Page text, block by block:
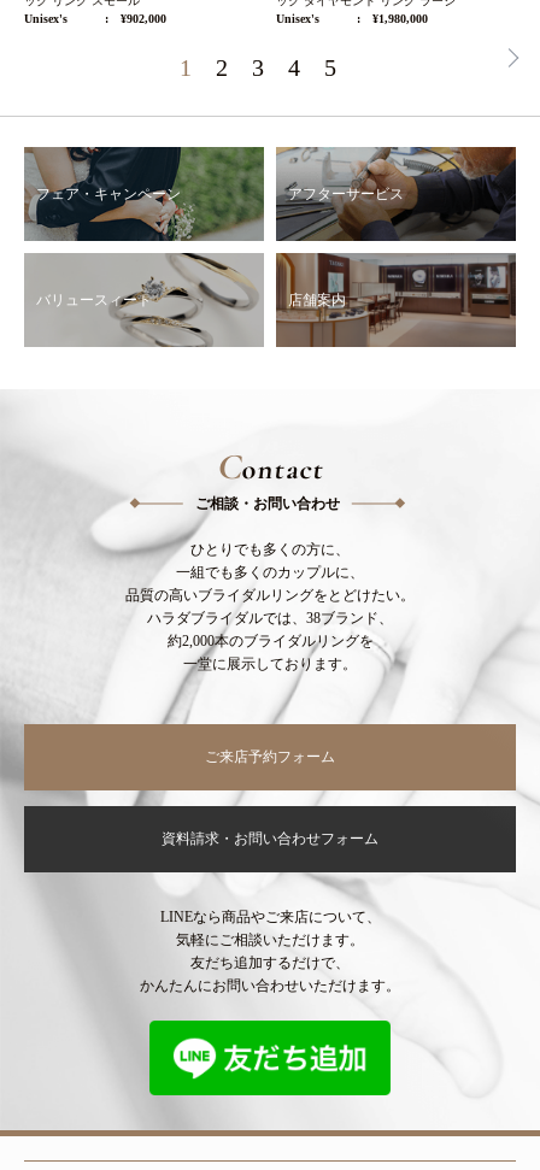
Unisex's
¥902,000
Unisex's
¥1,980,000
1 2 3 4 5
フェア・キャンペーン アフターサービス
バリュースィート 店舗案内
Contact
ご相談・お問い合わせ
ひとりでも多くの方に、
一組でも多くのカップルに、
品質の高いブライダルリングをとどけたい。
ハラダブライダルでは、38ブランド、
約2,000本のブライダルリングを
一堂に展示しております。
ご来店予約フォーム
資料請求・お問い合わせフォーム
LINEなら商品やご来店について、
気軽にご相談いただけます。
友だち追加するだけで、
かんたんにお問い合わせいただけます。